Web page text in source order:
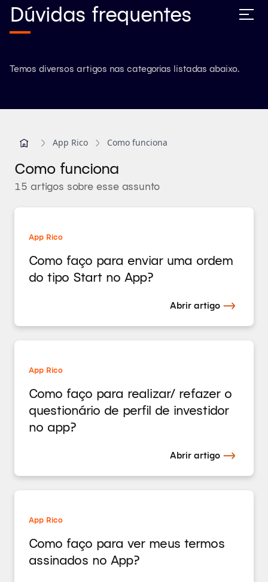
Dúvidas frequentes
Temos diversos artigos nas categorias listadas abaixo.
App Rico Como funciona
Como funciona
15 artigos sobre esse assunto
App Rico
Como faço para enviar uma ordem
do tipo Start no App?
Abrir artigo
App Rico
Como faço para realizar/ refazer o
questionário de perfil de investidor
no app?
Abrir artigo
App Rico
Como faço para ver meus termos
assinados no App?